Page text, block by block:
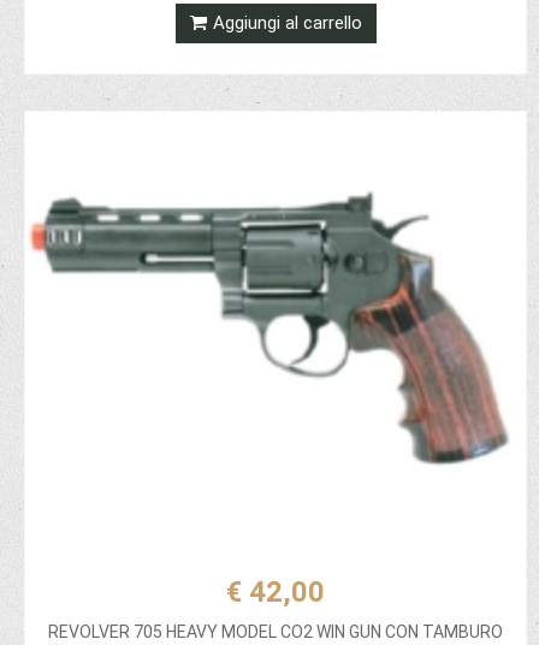
Aggiungi al carrello
€ 42,00
REVOLVER 705 HEAVY MODEL CO2 WIN GUN CON TAMBURO